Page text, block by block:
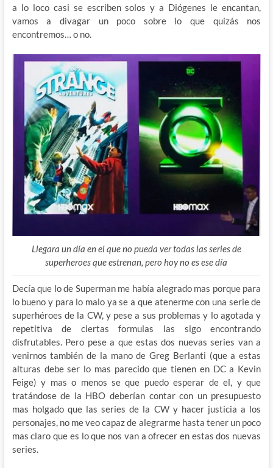
a lo loco casi se escriben solos y a Diógenes le encantan,
vamos a divagar un poco sobre lo que quizás nos
encontremos… o no.
Llegara un día en el que no pueda ver todas las series de
superheroes que estrenan, pero hoy no es ese día
Decía que lo de Superman me había alegrado mas porque para
lo bueno y para lo malo ya se a que atenerme con una serie de
superhéroes de la CW, y pese a sus problemas y lo agotada y
repetitiva de ciertas formulas las sigo encontrando
disfrutables. Pero pese a que estas dos nuevas series van a
venirnos también de la mano de Greg Berlanti (que a estas
alturas debe ser lo mas parecido que tienen en DC a Kevin
Feige) y mas o menos se que puedo esperar de el, y que
tratándose de la HBO deberían contar con un presupuesto
mas holgado que las series de la CW y hacer justicia a los
personajes, no me veo capaz de alegrarme hasta tener un poco
mas claro que es lo que nos van a ofrecer en estas dos nuevas
series.